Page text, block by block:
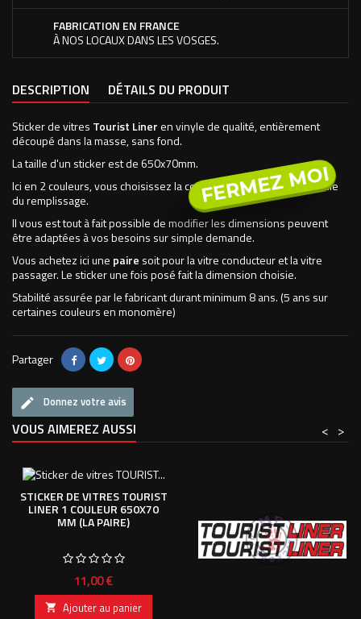
FABRICATION EN FRANCE
À NOS LOCAUX DANS LES VOSGES.
DESCRIPTION DÉTAILS DU PRODUIT
Sticker de vitres Tourist Liner en vinyle de qualité, entièrement
découpé dans la masse, sans fond.
La taille d'un sticker est de 650x70mm.
Ici en 2 couleurs, vous choisissez la couleur du liseret ainsi que celle
du remplissage.
Il vous est tout à fait possible de modifier les dimensions peuvent
être adaptées à vos besoins sur simple demande.
Vous achetez ici une paire soit pour la vitre conducteur et la vitre
passager. Le sticker une fois posé fait la dimension choisie.
Stabilité assurée par le fabricant durant minimum 8 ans. (5 ans sur
certaines couleurs en monomère)
Partager
Donnez votre avis
VOUS AIMEREZ AUSSI >
<
STICKER DE VITRES TOURIST
LINER 1 COULEUR 650X70
MM (LA PAIRE)
Prix
11,00 €
 Ajouter au panier
FERMEZ MOI